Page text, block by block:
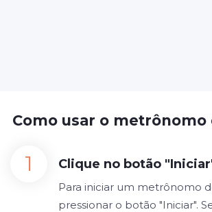
Como usar o metrônomo
Clique no botão
Para iniciar um metrônomo
pressionar o botão "Iniciar".